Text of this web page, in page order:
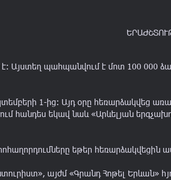
պահպանվում է մոտ 100 000
1-ից: Այդ օրը հեռարձակվեց
հանդես եկավ նաև «Արևելյան
եթեր հեռարձակվեցին
այժմ «Գրանդ Հոթել Երևան»